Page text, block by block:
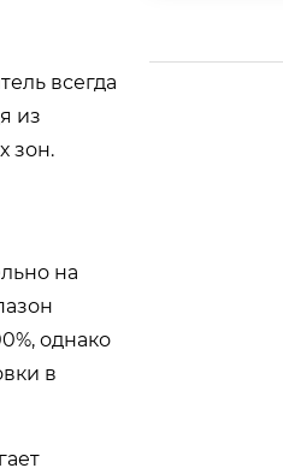
всегда
из
зон.
на
однако
в